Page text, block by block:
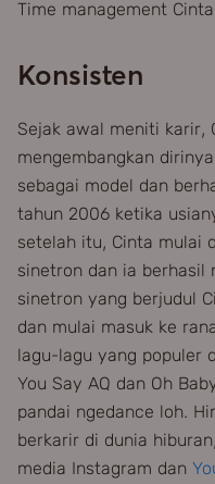
Time management
Konsisten
Sejak awal meniti karir,
mengembangkan
sebagai model dan
tahun 2006 ketika
setelah itu, Cinta mulai
sinetron dan ia berhasil
sinetron yang berjudul
dan mulai masuk ke
lagu-lagu yang populer
You Say AQ dan Oh
pandai ngedance loh.
berkarir di dunia
media Instagram dan